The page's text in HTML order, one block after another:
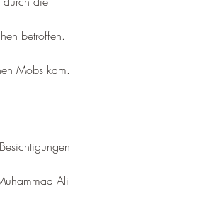
betroffen.
Mobs kam.
Ali